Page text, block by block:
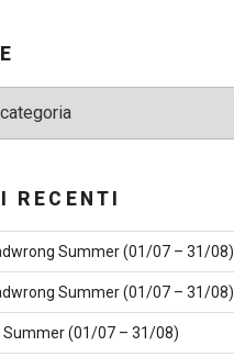
RECENTI
Summer (01/07 – 31/08)
Summer (01/07 – 31/08)
Summer (01/07 – 31/08)